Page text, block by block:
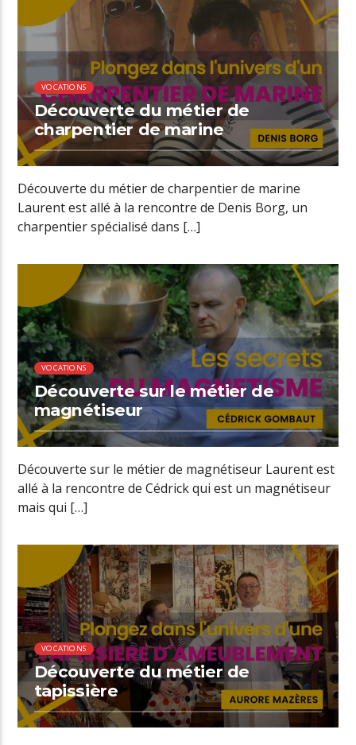
00:34 READ TIME
VOCATIONS
Découverte du métier de
charpentier de marine
Découverte du métier de charpentier de marine
Laurent est allé à la rencontre de Denis Borg, un
charpentier spécialisé dans […]
00:37 READ TIME
VOCATIONS
Découverte sur le métier de
magnétiseur
Découverte sur le métier de magnétiseur Laurent est
allé à la rencontre de Cédrick qui est un magnétiseur
mais qui […]
00:36 READ TIME
VOCATIONS
Découverte du métier de
tapissière